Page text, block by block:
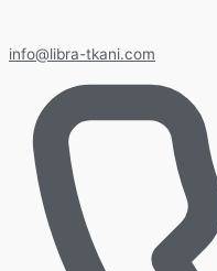
info@libra-tkani.com